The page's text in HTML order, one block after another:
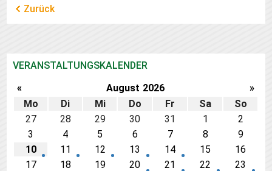
Zurück
VERANSTALTUNGSKALENDER
«
August 2026
»
Mo
Di Mi Do Fr Sa
So
27
28 29 30 31 1
2
3
4 5 6 7 8
9
10
11 12 13 14 15
16
17
18 19 20 21 22
23